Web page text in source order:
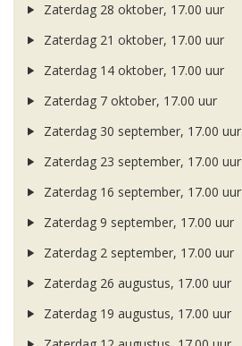
Zaterdag 28 oktober, 17.00 uur
Zaterdag 21 oktober, 17.00 uur
Zaterdag 14 oktober, 17.00 uur
Zaterdag 7 oktober, 17.00 uur
Zaterdag 30 september, 17.00 uur
Zaterdag 23 september, 17.00 uur
Zaterdag 16 september, 17.00 uur
Zaterdag 9 september, 17.00 uur
Zaterdag 2 september, 17.00 uur
Zaterdag 26 augustus, 17.00 uur
Zaterdag 19 augustus, 17.00 uur